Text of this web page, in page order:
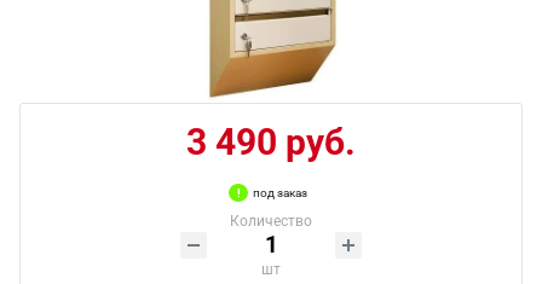
3 490 руб.
под заказ
Количество
шт